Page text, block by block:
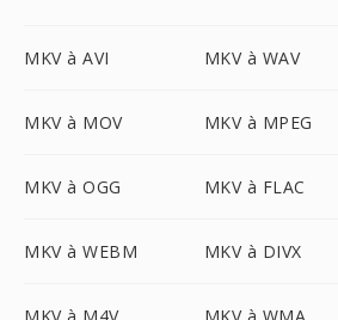
MKV à AVI MKV à WAV
MKV à MOV MKV à MPEG
MKV à OGG MKV à FLAC
MKV à WEBM MKV à DIVX